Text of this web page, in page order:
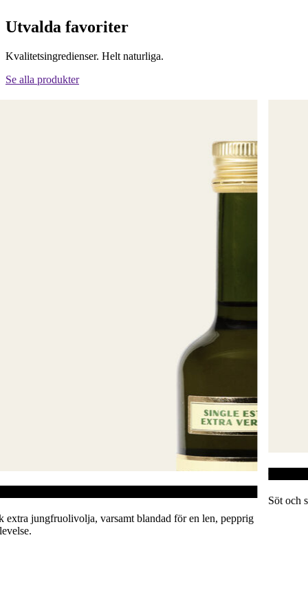
Utvalda favoriter
Kvalitetsingredienser. Helt naturliga.
Se alla produkter
jungfruolivolja, varsamt blandad för en len, pepprig
Söt och